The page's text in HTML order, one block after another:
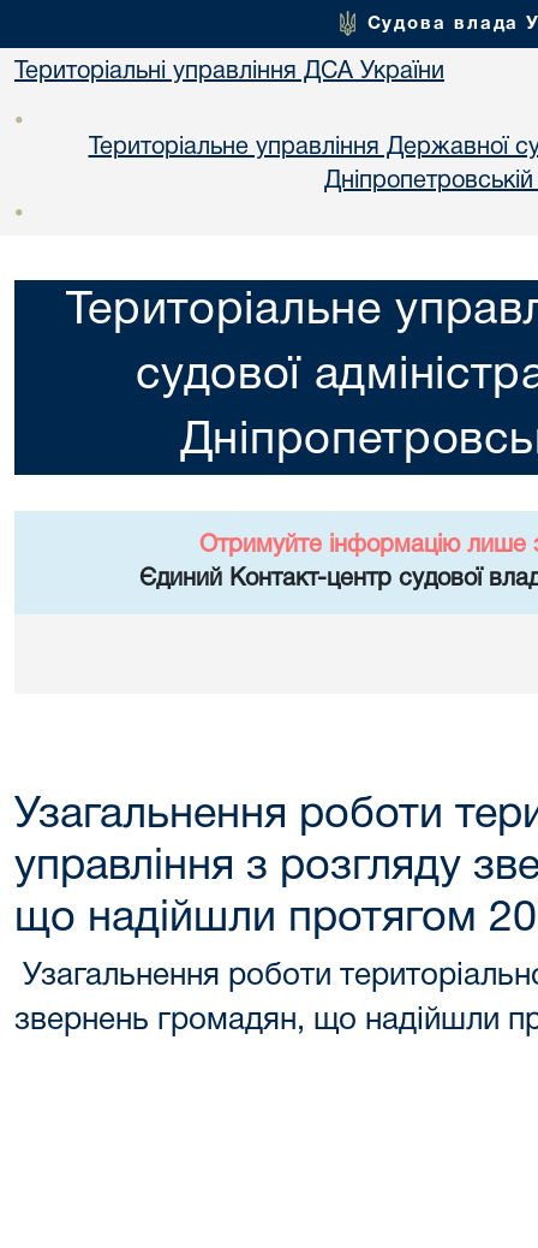
Судова влада
Територіальні управління ДСА України
•
Територіальне управління Державної
•
Територіальне
судової
Отримуйте інформацію лише
Єдиний Контакт-центр судової
Узагальнення роботи
управління з розгляду
що надійшли протягом
Узагальнення роботи
звернень громадян, що надійшли